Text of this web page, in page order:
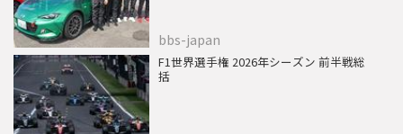
bbs-japan
F1世界選手権 2026年シーズン 前半戦総
括